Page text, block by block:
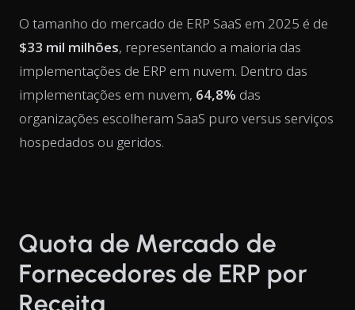
O tamanho do mercado de ERP SaaS em 2025 é de
$33 mil milhões, representando a maioria das
implementações de ERP em nuvem. Dentro das
implementações em nuvem, 64,8% das
organizações escolheram SaaS puro versus serviços
hospedados ou geridos.
Quota de Mercado de
Fornecedores de ERP por
Receita